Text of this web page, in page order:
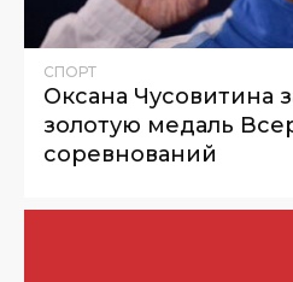
СПОРТ
Оксана Чусовитина
золотую медаль
соревнований